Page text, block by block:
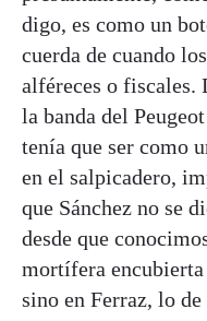
digo, es como un
cuerda de cuando
alféreces o fiscales.
la banda del
tenía que ser como
en el salpicadero,
que Sánchez no se
desde que
mortífera
sino en Ferraz, lo